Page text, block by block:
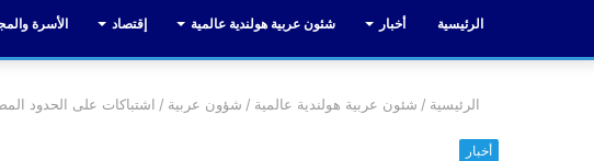
الرئيسية أخبار شئون عربية هولندية عالمية إقتصاد الأسرة
الرئيسية / شئون عربية هولندية عالمية / شؤون عربية / اشتباكات على الحدود
أخبار